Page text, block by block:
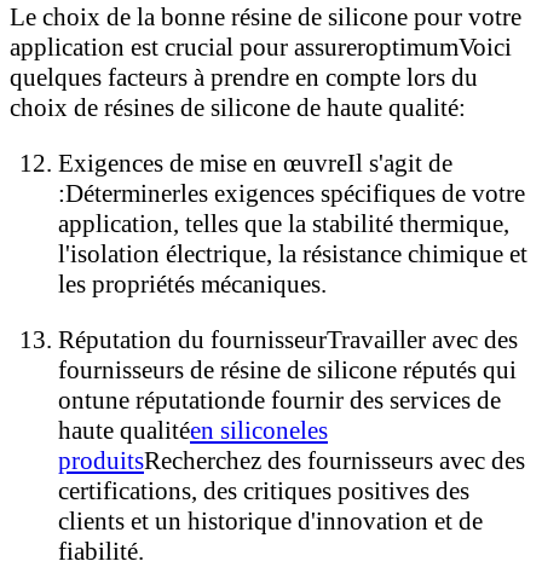
Le choix de la bonne résine de silicone pour votre
application est crucial pour assureroptimumVoici
quelques facteurs à prendre en compte lors du
choix de résines de silicone de haute qualité:
Exigences de mise en œuvreIl s'agit de
:Déterminerles exigences spécifiques de votre
application, telles que la stabilité thermique,
l'isolation électrique, la résistance chimique et
les propriétés mécaniques.
Réputation du fournisseurTravailler avec des
fournisseurs de résine de silicone réputés qui
ontune réputationde fournir des services de
haute qualitéen siliconeles
produitsRecherchez des fournisseurs avec des
certifications, des critiques positives des
clients et un historique d'innovation et de
fiabilité.